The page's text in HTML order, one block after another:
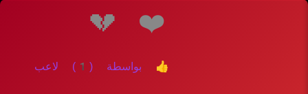
❤️
💔
👍 بواسطة (1) لاعب